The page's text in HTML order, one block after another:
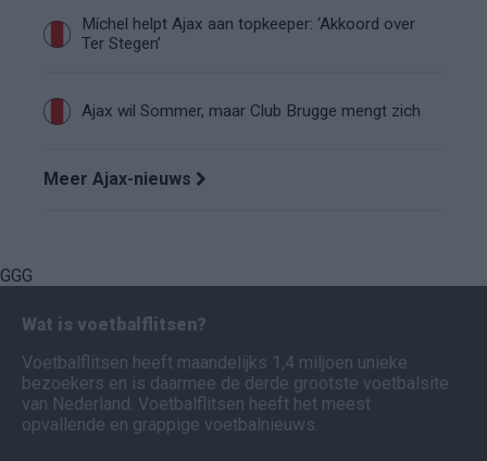
Míchel helpt Ajax aan topkeeper: ‘Akkoord over
Ter Stegen’
Ajax wil Sommer, maar Club Brugge mengt zich
Meer Ajax-nieuws
GGG
Wat is voetbalflitsen?
Voetbalflitsen heeft maandelijks 1,4 miljoen unieke
bezoekers en is daarmee de derde grootste voetbalsite
van Nederland. Voetbalflitsen heeft het meest
opvallende en grappige voetbalnieuws.